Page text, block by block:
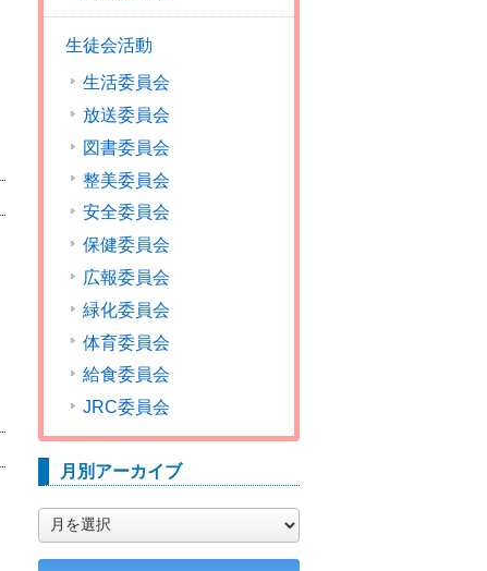
生徒会活動
生活委員会
放送委員会
図書委員会
整美委員会
安全委員会
保健委員会
広報委員会
緑化委員会
体育委員会
給食委員会
JRC委員会
月別アーカイブ
別
ア